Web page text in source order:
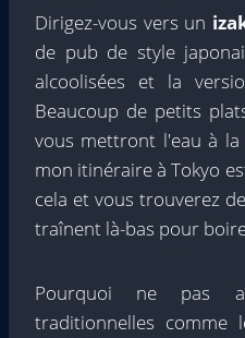
Dirigez-vous vers un
de pub de style
alcoolisées et la
Beaucoup de petits
vous mettront l'eau à la
mon itinéraire à Tokyo
cela et vous trouverez
traînent là-bas pour
Pourquoi ne pas
traditionnelles comme